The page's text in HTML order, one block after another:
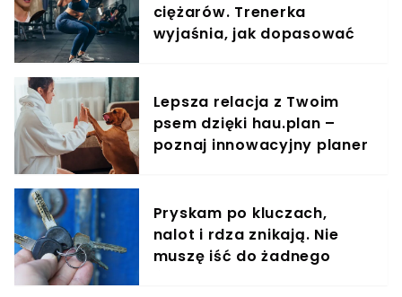
ciężarów. Trenerka
wyjaśnia, jak dopasować
Lepsza relacja z Twoim
psem dzięki hau.plan –
poznaj innowacyjny planer
Pryskam po kluczach,
nalot i rdza znikają. Nie
muszę iść do żadnego